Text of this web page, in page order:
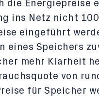
die Energiepreise
ins Netz nicht
eingeführt
eines Speichers
mehr Klarheit
von
für Speicher